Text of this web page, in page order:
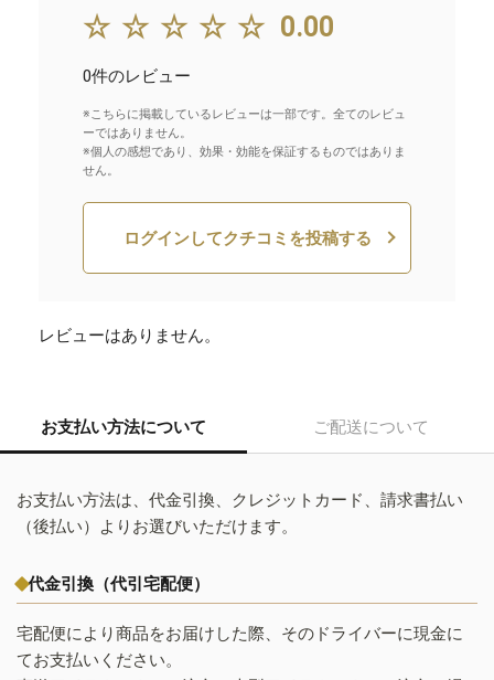
☆☆☆☆☆ 0.00
0件のレビュー
※こちらに掲載しているレビューは一部です。全てのレビュ
ーではありません。
※個人の感想であり、効果・効能を保証するものではありま
せん。
ログインしてクチコミを投稿する
レビューはありません。
お支払い方法について ご配送について
お支払い方法は、代金引換、クレジットカード、請求書払い
（後払い）よりお選びいただけます。
代金引換（代引宅配便）
宅配便により商品をお届けした際、そのドライバーに現金に
てお支払いください。